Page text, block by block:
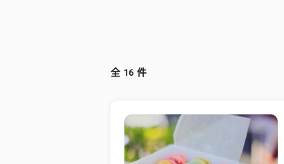
全 16 件